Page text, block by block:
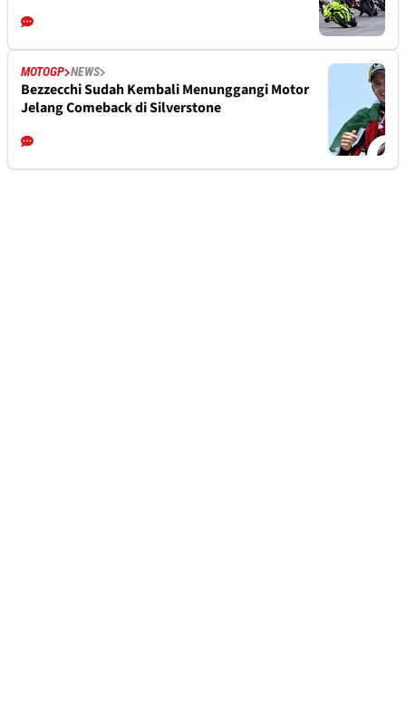
MOTOGP NEWS
Bezzecchi Sudah Kembali Menunggangi Motor
Jelang Comeback di Silverstone